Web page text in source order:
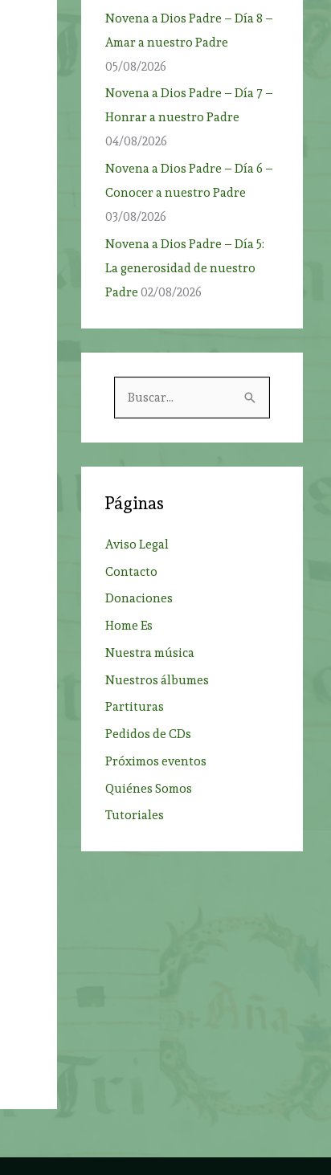
Novena a Dios Padre – Día 8 –
Amar a nuestro Padre
05/08/2026
Novena a Dios Padre – Día 7 –
Honrar a nuestro Padre
04/08/2026
Novena a Dios Padre – Día 6 –
Conocer a nuestro Padre
03/08/2026
Novena a Dios Padre – Día 5:
La generosidad de nuestro
Padre 02/08/2026
r
:
Páginas
Aviso Legal
Contacto
Donaciones
Home Es
Nuestra música
Nuestros álbumes
Partituras
Pedidos de CDs
Próximos eventos
Quiénes Somos
Tutoriales